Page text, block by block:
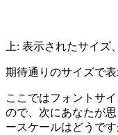
上: 表示されたサイズ
期待通りのサイズで表
ここではフォントサ
ので、次にあなたが
ースケールはどうです